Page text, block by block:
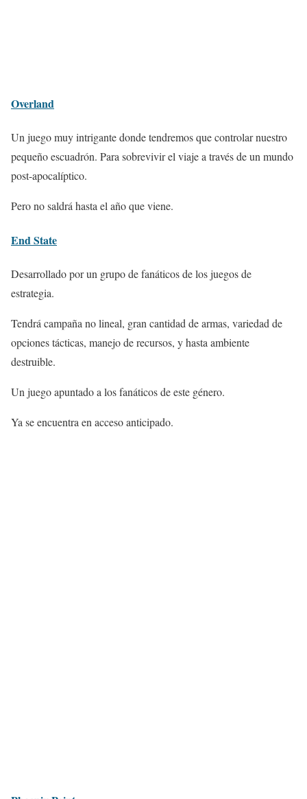
Overland
Un juego muy intrigante donde tendremos que controlar nuestro
pequeño escuadrón. Para sobrevivir el viaje a través de un mundo
post-apocalíptico.
Pero no saldrá hasta el año que viene.
End State
Desarrollado por un grupo de fanáticos de los juegos de
estrategia.
Tendrá campaña no lineal, gran cantidad de armas, variedad de
opciones tácticas, manejo de recursos, y hasta ambiente
destruible.
Un juego apuntado a los fanáticos de este género.
Ya se encuentra en acceso anticipado.